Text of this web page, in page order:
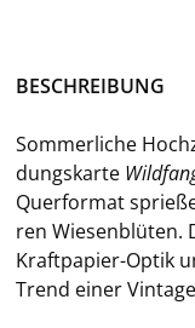
BE­SCHREI­BUNG
Som­mer­li­che
dungs­kar­te
Quer­for­mat
ren Wie­sen­blü­ten.
Kraftpapier-​Optik
Trend einer